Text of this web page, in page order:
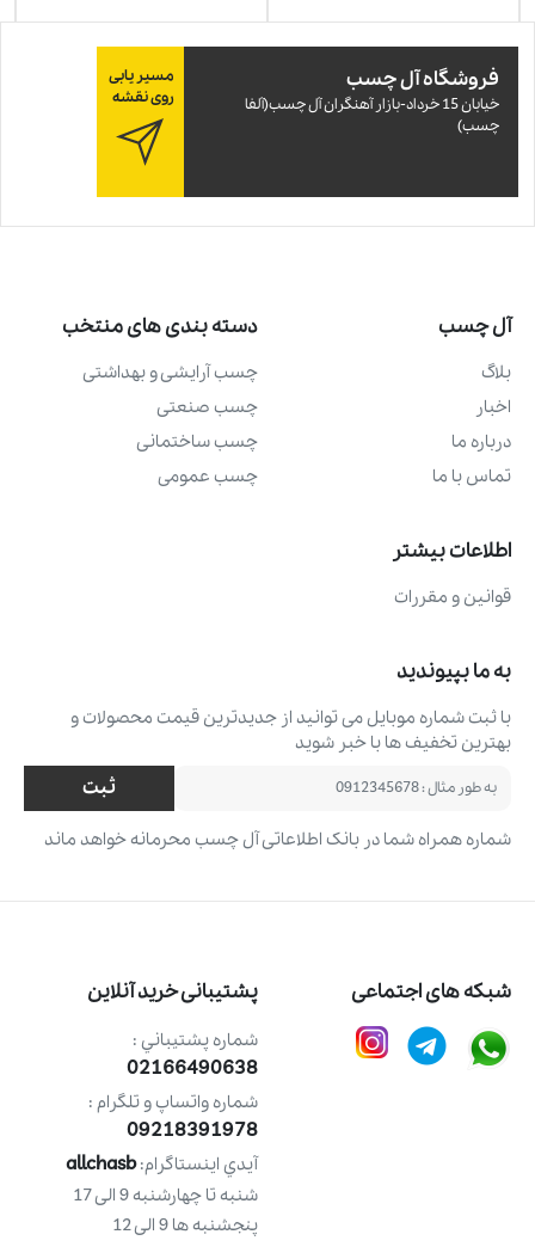
فروشگاه آل چسب
خيابان 15 خرداد-بازار آهنگران آل چسب(آلفا
چسب)
مسیر یابی
روی نقشه
آل چسب
بلاگ
اخبار
درباره ما
تماس با ما
دسته بندی های منتخب
چسب آرايشی و بهداشتی
چسب صنعتی
چسب ساختمانی
چسب عمومی
اطلاعات بیشتر
قوانین و مقررات
به ما بپیوندید
با ثبت شماره موبایل می ‌توانید از جدیدترین قیمت محصولات و
بهترین تخفیف ‌ها با خبر شوید
ثبت
شماره همراه شما در بانک اطلاعاتی آل چسب محرمانه خواهد ماند
شبکه های اجتماعی پشتیبانی خرید آنلاین
شماره پشتيباني :
02166490638
شماره واتساپ و تلگرام :
09218391978
آيدي اينستاگرام:allchasb
شنبه تا چهارشنبه 9 الی 17
پنجشنبه ها 9 الی 12